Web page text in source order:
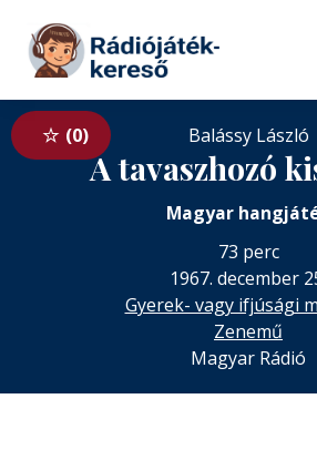
Tovább a tartalomhoz
0 Balássy László
A tavaszhozó
Magyar
73 perc
1967. december
Gyerek- vagy ifjúsági
Zenemű
Magyar Rádió